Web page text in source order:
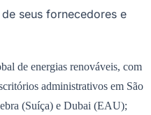
seus fornecedores e
de energias renováveis, com
administrativos em São
(Suíça) e Dubai (EAU);